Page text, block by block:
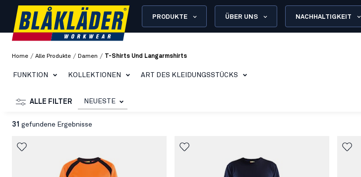
PRODUKTE ÜBER UNS NACHHALTIGKEIT
Home / Alle Produkte / Damen / T-Shirts Und Langarmshirts
FUNKTION KOLLEKTIONEN ART DES KLEIDUNGSSTÜCKS
ALLE FILTER NEUESTE
31 gefundene Ergebnisse